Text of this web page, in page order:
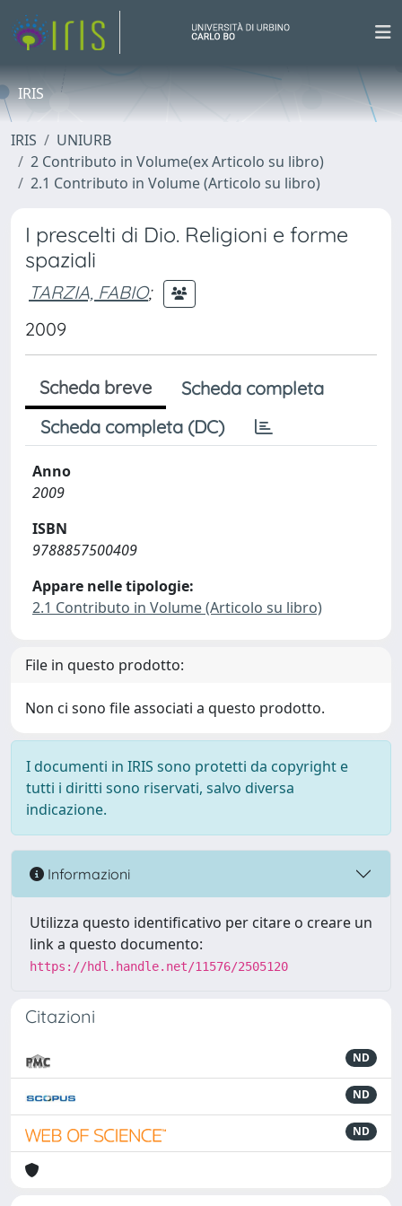
IRIS
IRIS
UNIURB
2 Contributo in Volume(ex Articolo su libro)
2.1 Contributo in Volume (Articolo su libro)
I prescelti di Dio. Religioni e forme
spaziali
TARZIA, FABIO;
2009
Scheda breve
Scheda completa
Scheda completa (DC)
Anno
2009
ISBN
9788857500409
Appare nelle tipologie:
2.1 Contributo in Volume (Articolo su libro)
File in questo prodotto:
Non ci sono file associati a questo prodotto.
I documenti in IRIS sono protetti da copyright e
tutti i diritti sono riservati, salvo diversa
indicazione.
Informazioni
Utilizza questo identificativo per citare o creare un
link a questo documento:
https://hdl.handle.net/11576/2505120
Citazioni
ND
ND
ND